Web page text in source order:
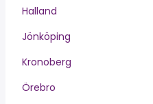
Halland
Jönköping
Kronoberg
Örebro